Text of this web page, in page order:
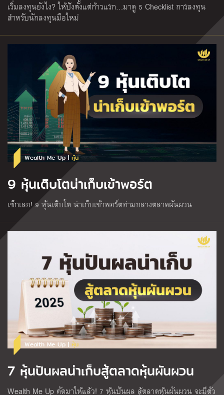
เริ่มลงทุนยังไง? ให้ปังตั้งแต่ก้าวแรก…มาดู 5 Checklist การลงทุน
สำหรับนักลงทุนมือใหม่
Wealth Me Up |หุ้น
9 หุ้นเติบโตน่าเก็บเข้าพอร์ต
เช็กเลย! 9 หุ้นเติบโต น่าเก็บเข้าพอร์ตท่ามกลางตลาดผันผวน
Wealth Me Up | หุ้น
7 หุ้นปันผลน่าเก็บสู้ตลาดหุ้นผันผวน
Wealth Me Up คัดมาให้แล้ว! 7 หุ้นปันผล สู้ตลาดหุ้นผันผวน จะมีตัว